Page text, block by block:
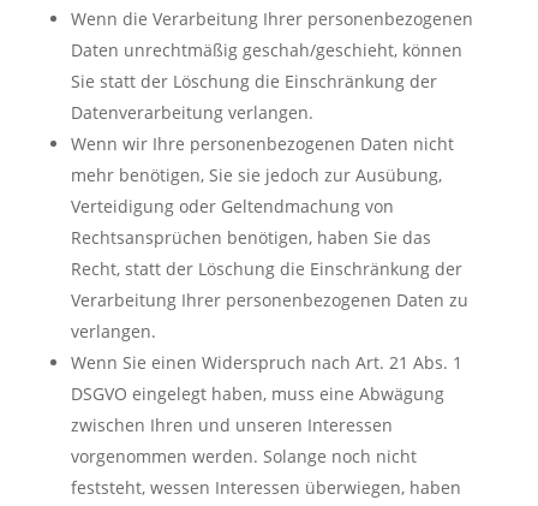
Wenn die Verarbeitung Ihrer personenbezogenen
Daten unrechtmäßig geschah/geschieht, können
Sie statt der Löschung die Einschränkung der
Datenverarbeitung verlangen.
Wenn wir Ihre personenbezogenen Daten nicht
mehr benötigen, Sie sie jedoch zur Ausübung,
Verteidigung oder Geltendmachung von
Rechtsansprüchen benötigen, haben Sie das
Recht, statt der Löschung die Einschränkung der
Verarbeitung Ihrer personenbezogenen Daten zu
verlangen.
Wenn Sie einen Widerspruch nach Art. 21 Abs. 1
DSGVO eingelegt haben, muss eine Abwägung
zwischen Ihren und unseren Interessen
vorgenommen werden. Solange noch nicht
feststeht, wessen Interessen überwiegen, haben